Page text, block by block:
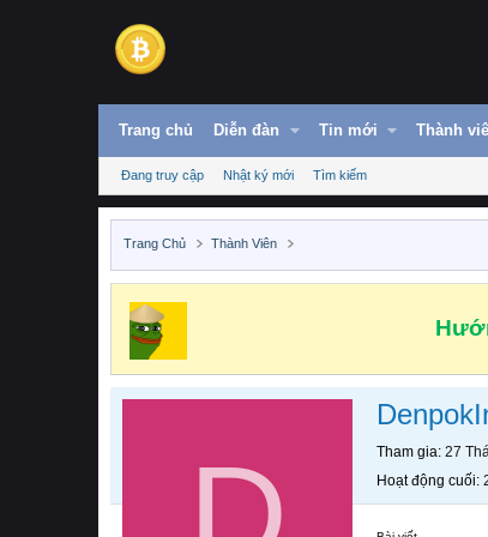
Trang chủ Diễn đàn Tin mới Thành
Đang truy cập Nhật ký mới Tìm kiếm
Trang Chủ Thành Viên
Tham gia 27
Hoạt động cuối